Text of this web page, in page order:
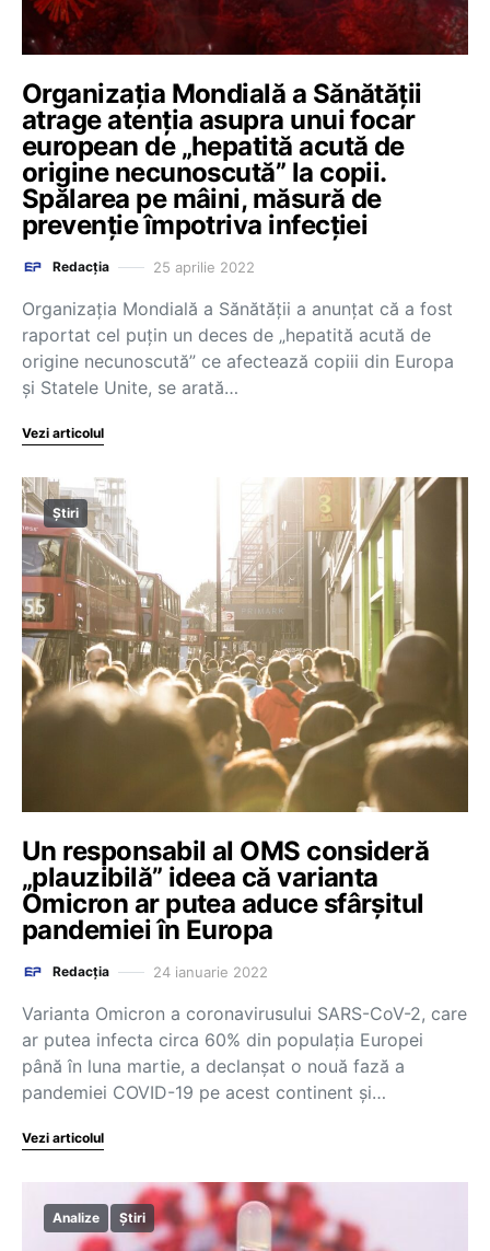
Organizația Mondială a Sănătății
atrage atenția asupra unui focar
european de „hepatită acută de
origine necunoscută” la copii.
Spălarea pe mâini, măsură de
prevenție împotriva infecției
Redacția 25 aprilie 2022
Organizaţia Mondială a Sănătăţii a anunţat că a fost
raportat cel puţin un deces de „hepatită acută de
origine necunoscută” ce afectează copiii din Europa
şi Statele Unite, se arată…
Vezi articolul
Știri
Un responsabil al OMS consideră
„plauzibilă” ideea că varianta
Omicron ar putea aduce sfârșitul
pandemiei în Europa
Redacția 24 ianuarie 2022
Varianta Omicron a coronavirusului SARS-CoV-2, care
ar putea infecta circa 60% din populaţia Europei
până în luna martie, a declanşat o nouă fază a
pandemiei COVID-19 pe acest continent şi…
Vezi articolul
Analize Știri